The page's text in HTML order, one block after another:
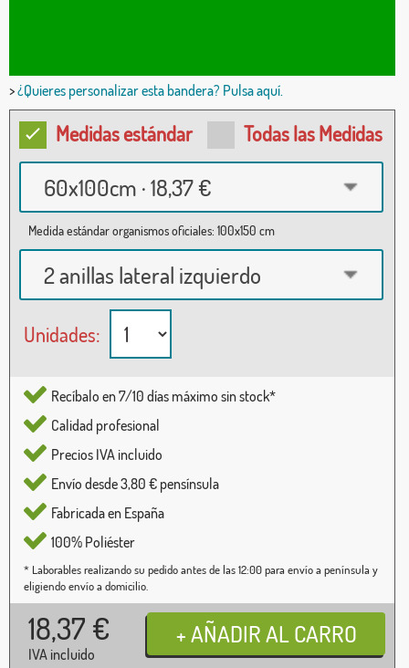
>¿Quieres personalizar esta bandera? Pulsa aquí.
Medidas estándar Todas las Medidas
60x100cm · 18,37 €
Medida estándar organismos oficiales: 100x150 cm
2 anillas lateral izquierdo
Unidades:
Recíbalo en 7/10 días máximo sin stock*
Calidad profesional
Precios IVA incluido
Envío desde 3,80 € pensínsula
Fabricada en España
100% Poliéster
* Laborables realizando su pedido antes de las 12:00 para envío a península y
eligiendo envío a domicilio.
18,37 €
IVA incluido